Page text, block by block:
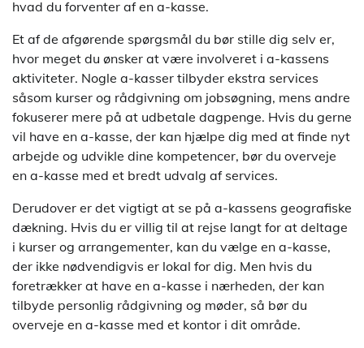
hvad du forventer af en a-kasse.
Et af de afgørende spørgsmål du bør stille dig selv er,
hvor meget du ønsker at være involveret i a-kassens
aktiviteter. Nogle a-kasser tilbyder ekstra services
såsom kurser og rådgivning om jobsøgning, mens andre
fokuserer mere på at udbetale dagpenge. Hvis du gerne
vil have en a-kasse, der kan hjælpe dig med at finde nyt
arbejde og udvikle dine kompetencer, bør du overveje
en a-kasse med et bredt udvalg af services.
Derudover er det vigtigt at se på a-kassens geografiske
dækning. Hvis du er villig til at rejse langt for at deltage
i kurser og arrangementer, kan du vælge en a-kasse,
der ikke nødvendigvis er lokal for dig. Men hvis du
foretrækker at have en a-kasse i nærheden, der kan
tilbyde personlig rådgivning og møder, så bør du
overveje en a-kasse med et kontor i dit område.